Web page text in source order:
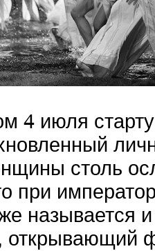
4 июля
столь
при
называется
открывающий